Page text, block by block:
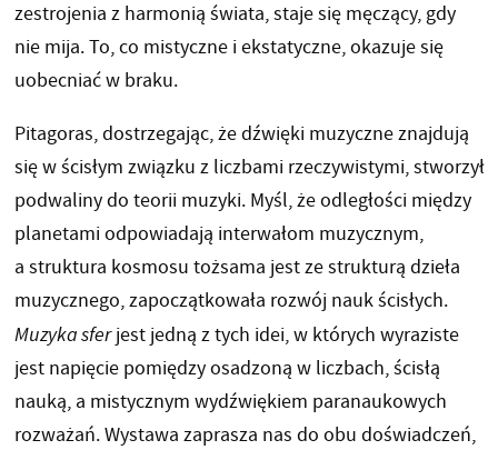
zestrojenia z harmonią świata, staje się męczący, gdy
nie mija. To, co mistyczne i ekstatyczne, okazuje się
uobecniać w braku.
Pitagoras, dostrzegając, że dźwięki muzyczne znajdują
się w ścisłym związku z liczbami rzeczywistymi, stworzył
podwaliny do teorii muzyki. Myśl, że odległości między
planetami odpowiadają interwałom muzycznym,
a struktura kosmosu tożsama jest ze strukturą dzieła
muzycznego, zapoczątkowała rozwój nauk ścisłych.
Muzyka sferjest jedną z tych idei, w których wyraziste
jest napięcie pomiędzy osadzoną w liczbach, ścisłą
nauką, a mistycznym wydźwiękiem paranaukowych
rozważań. Wystawa zaprasza nas do obu doświadczeń,